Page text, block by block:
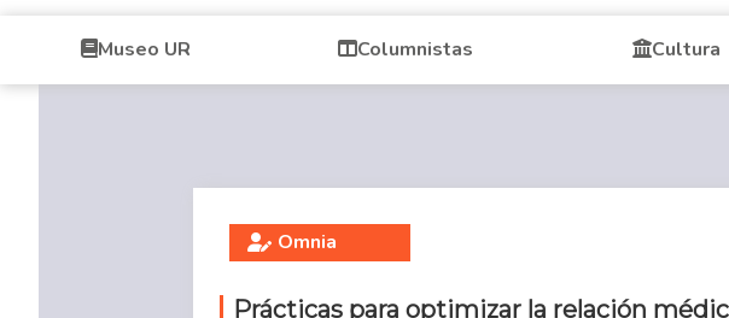
Museo UR Columnistas Cultura
Omnia
Prácticas para optimizar la relación